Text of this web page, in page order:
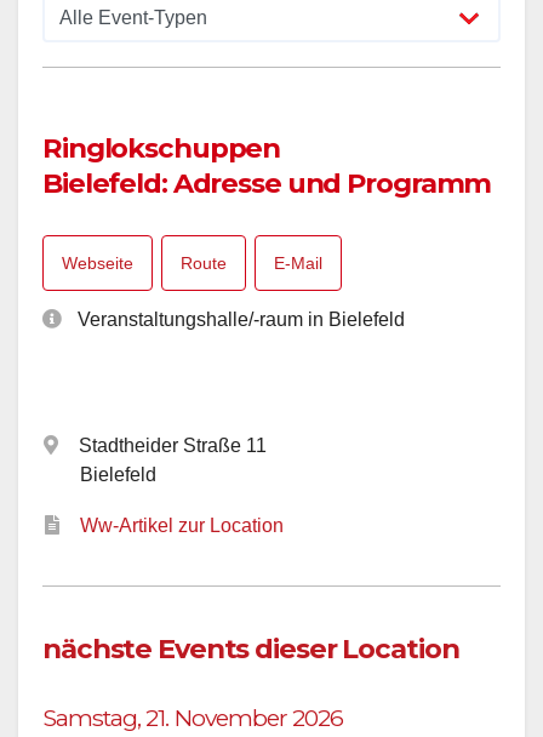
Ringlokschuppen
Bielefeld: Adresse und Programm
Webseite Route E-Mail
Veranstaltungshalle/-raum in Bielefeld
Stadtheider Straße 11
Bielefeld
Ww-Artikel zur Location
nächste Events dieser Location
Samstag, 21. November 2026